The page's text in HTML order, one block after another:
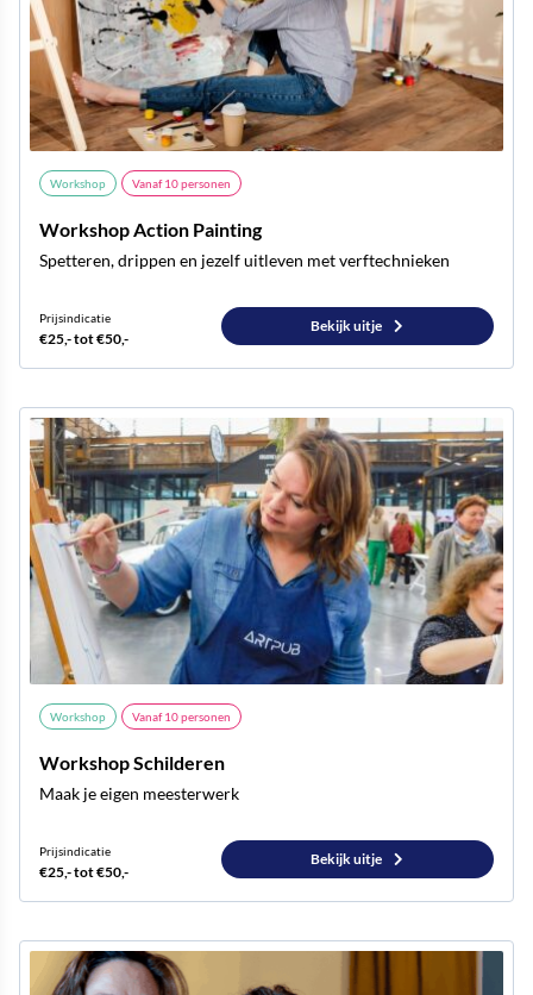
Workshop Vanaf10personen
Workshop Action Painting
Spetteren, drippen en jezelf uitleven met verftechnieken
Prijsindicatie
€25,- tot €50,-
Bekijk uitje
Workshop Vanaf10personen
Workshop Schilderen
Maak je eigen meesterwerk
Prijsindicatie
€25,- tot €50,-
Bekijk uitje